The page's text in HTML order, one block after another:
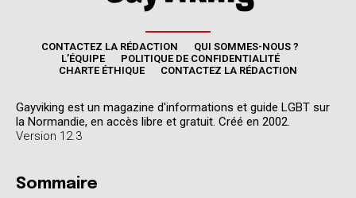
CONTACTEZ LA RÉDACTION
QUI SOMMES-NOUS ?
L’ÉQUIPE
POLITIQUE DE CONFIDENTIALITÉ
CHARTE ÉTHIQUE
CONTACTEZ LA RÉDACTION
Gayviking est un magazine d'informations et guide LGBT sur
la Normandie, en accès libre et gratuit. Créé en 2002.
Version 12.3
Sommaire